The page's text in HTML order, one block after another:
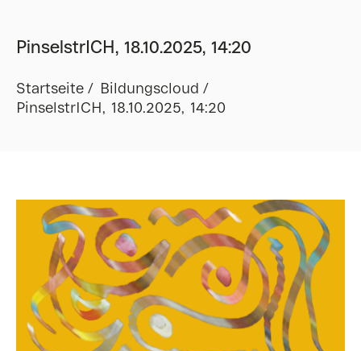
PinselstrICH, 18.10.2025, 14:20
Startseite
Bildungscloud
PinselstrICH, 18.10.2025, 14:20